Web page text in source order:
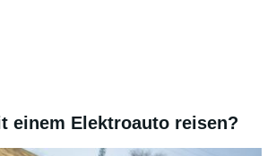
einem Elektroauto reisen?